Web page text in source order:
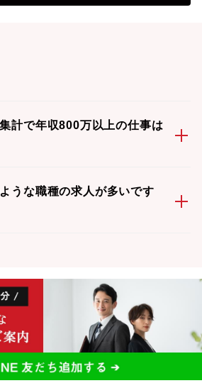
計で年収800万以上の仕事は
うな職種の求人が多いです